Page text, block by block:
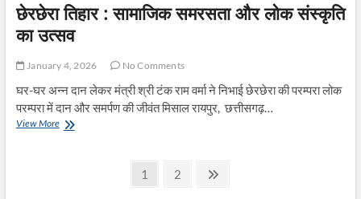
छेरछेरा तिहार : सामाजिक समरसता और लोक संस्कृति
का उत्सव
January 4, 2026 No Comments
घर-घर अन्न दान लेकर मंत्री श्री टंक राम वर्मा ने निभाई छेरछेरा की परम्परा लोक
परम्परा में दान और समर्पण की जीवंत मिसाल रायपुर, छत्तीसगढ़…
View Moreछेरछेरा
Page
1 Page
2